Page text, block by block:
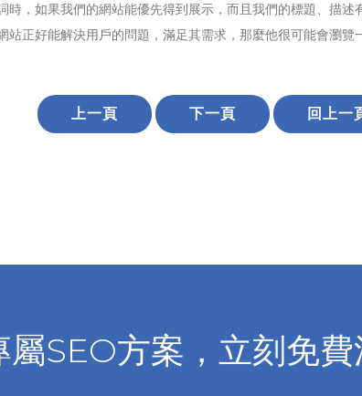
時，如果我們的網站能優先得到展示，而且我們的標題、描
站正好能解決用戶的問題，滿足其需求，那麼他很可能會瀏覽
上一頁 下一頁 回上一
SEO方案，立刻免費